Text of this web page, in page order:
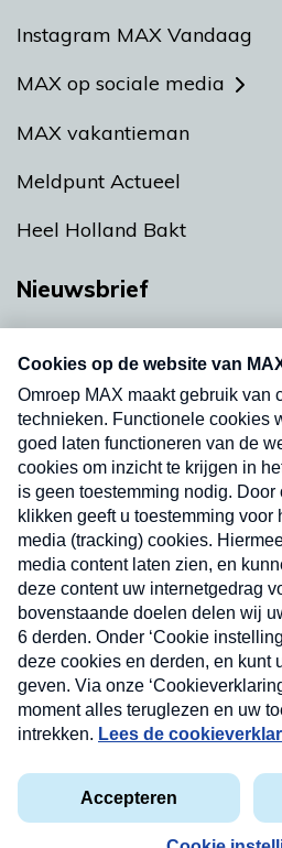
Instagram MAX Vandaag
MAX op sociale media
MAX vakantieman
Meldpunt Actueel
Heel Holland Bakt
Nieuwsbrief
nieuwsbrief. Elke vrijdag- en
uw mailbox.
Privacyverklaring
Kwetsbaarheid melden
Copyright © 2026 MAX Vandaag -
Nieuwsbrief
Neem hier een gratis
nieuwsbrief. Elke vrijdag- en